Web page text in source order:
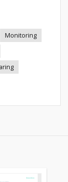
Monitoring